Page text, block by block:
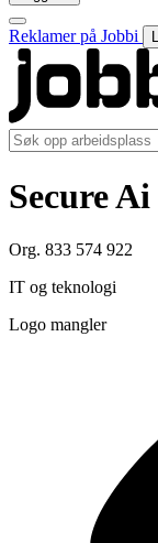
Reklamer på Jobbi
Secure Ai
Org. 833 574 922
IT og teknologi
Logo mangler